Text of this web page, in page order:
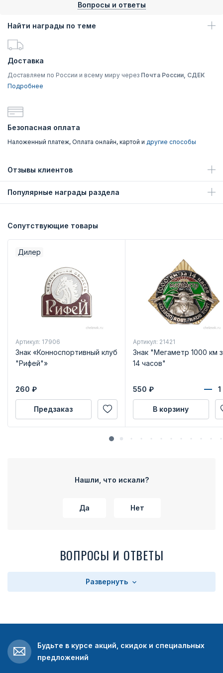
Вопросы и ответы
Найти награды по теме
Доставка
Доставляем по России и всему миру через Почта России, СДЕК
Подробнее
Безопасная оплата
Наложенный платеж, Оплата онлайн, картой и другие способы
Отзывы клиентов
Популярные награды раздела
Сопутствующие товары
Дилер
Артикул: 17906
Знак «Конноспортивный клуб
"Рифей"»
260 ₽
Предзаказ
Артикул: 21421
Знак "Мегаметр 1000 км
14 часов"
550 ₽
В корзину
Нашли, что искали?
Да Нет
ВОПРОСЫ И ОТВЕТЫ
Развернуть
Будьте в курсе акций, скидок и специальных
предложений